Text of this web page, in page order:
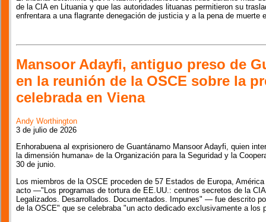
de la CIA en Lituania y que las autoridades lituanas permitieron su
enfrentara a una flagrante denegación de justicia y a la pena de muerte
Mansoor Adayfi, antiguo preso de
en la reunión de la OSCE sobre la
celebrada en Viena
Andy Worthington
3 de julio de 2026
Enhorabuena al exprisionero de Guantánamo Mansoor Adayfi, quien
la dimensión humana» de la Organización para la Seguridad y la
30 de junio.
Los miembros de la OSCE proceden de 57 Estados de Europa,
acto —"Los programas de tortura de EE.UU.: centros secretos de la
Legalizados. Desarrollados. Documentados. Impunes" — fue descrito
de la OSCE" que se celebraba "un acto dedicado exclusivamente a los